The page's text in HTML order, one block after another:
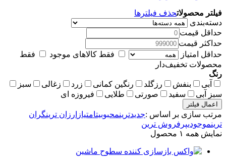
فیلتر محصولاتحذف فیلترها
دسته‌بندی
حداقل قیمت
حداکثر قیمت
حداقل امتیاز
فقط کالاهای موجود
فقط
محصولات تخفیف‌دار
رنگ
آبی
بنفش رزگلد رنگین کمانی زرد زغالی
سبز
سبز آبی
سفید صورتی طلایی فیروزه ای
اعمال فیلتر
مرتب سازی بر اساس :جدیدترینمحبوبیتامتیاز ارزان ترینگران
ترینموجودیپرفروش ترین
نمایش همه ۱ محصول